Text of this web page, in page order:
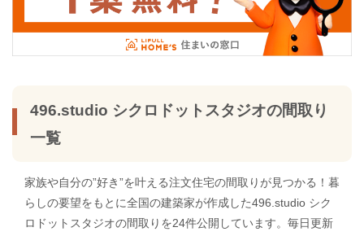
496.studio シクロドットスタジオの間取り
一覧
家族や自分の”好き”を叶える注文住宅の間取りが見つかる！暮
らしの要望をもとに全国の建築家が作成した496.studio シク
ロドットスタジオの間取りを24件公開しています。毎日更新